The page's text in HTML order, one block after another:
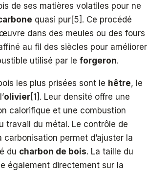
de ses matières volatiles pour ne
quasi pur[5]. Ce procédé
dans des meules ou des fours
au fil des siècles pour améliorer
utilisé par le forgeron.
les plus prisées sont le hêtre, le
olivier[1]. Leur densité offre une
calorifique et une combustion
travail du métal. Le contrôle de
carbonisation permet d’ajuster la
du charbon de bois. La taille du
également directement sur la